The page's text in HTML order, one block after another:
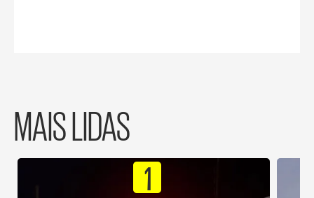
MAIS LIDAS
1